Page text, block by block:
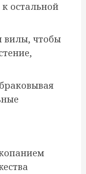
остальной
вилы, чтобы